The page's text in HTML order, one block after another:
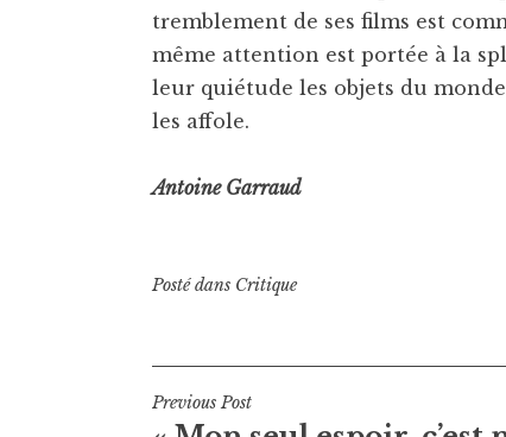
tremblement de ses films est
même attention est portée à la
leur quiétude les objets du
les affole.
Antoine Garraud
Posté dans Critique
Navigation
Previous Post